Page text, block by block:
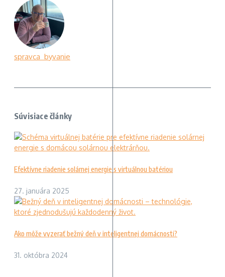
spravca_byvanie
Súvisiace články
Efektívne riadenie solárnej energie s virtuálnou batériou
27. januára 2025
Ako môže vyzerať bežný deň v inteligentnej domácnosti?
31. októbra 2024